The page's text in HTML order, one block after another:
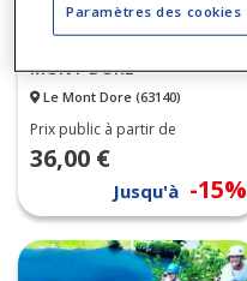
VIA FERRATA SUR LE
MONT DORE
Le Mont Dore (63140)
Prix public à partir de
36,00 €
Jusqu'à -15%
Paramètres des cookies